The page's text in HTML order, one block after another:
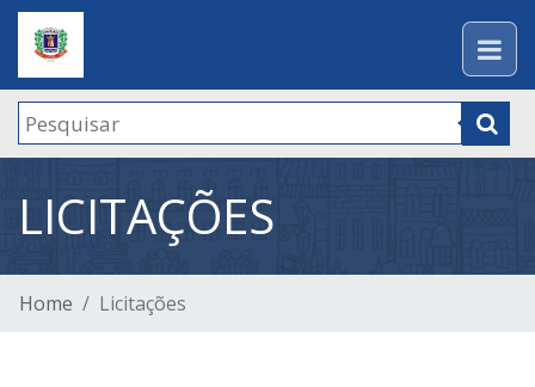
LICITAÇÕES
Home Licitações